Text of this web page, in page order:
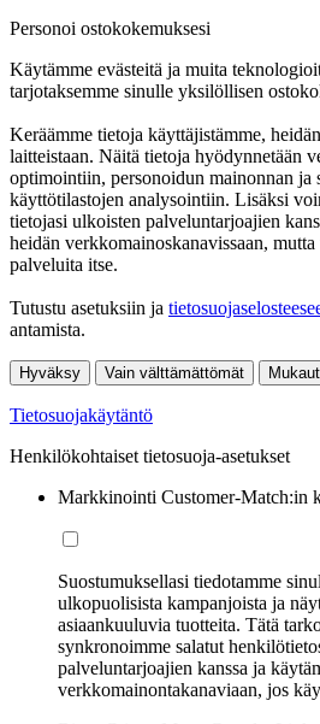
Personoi ostokokemuksesi
Käytämme evästeitä ja muita
tarjotaksemme sinulle yksilöllisen
Keräämme tietoja käyttäjistämme,
laitteistaan. Näitä tietoja hyödynnetään
optimointiin, personoidun mainonnan ja
käyttötilastojen analysointiin. Lisäksi
tietojasi ulkoisten palveluntarjoajien
heidän verkkomainoskanavissaan,
palveluita itse.
Tutustu asetuksiin ja
antamista.
Hyväksy Vain välttämättömät
Tietosuojakäytäntö
Henkilökohtaiset tietosuoja-asetukset
Markkinointi Customer-Match:in
Suostumuksellasi tiedotamme
ulkopuolisista kampanjoista ja
asiaankuuluvia tuotteita. Tätä
synkronoimme salatut
palveluntarjoajien kanssa ja
verkkomainontakanaviaan, jos